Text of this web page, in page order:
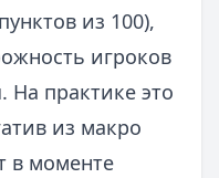
из 100),
игроков
На практике это
из макро
в моменте